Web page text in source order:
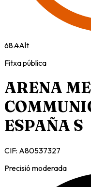
68.4Alt
Fitxa pública
ARENA
ESPAÑA S
CIF: A80537327
Precisió moderada